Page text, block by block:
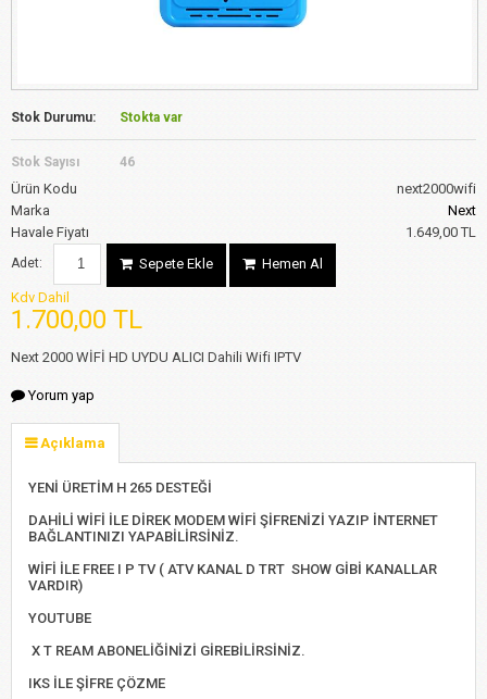
Stok Durumu: Stokta var
Stok Sayısı 46
Ürün Kodu
next2000wifi
Marka
Next
Havale Fiyatı
1.649,00 TL
Adet: Sepete Ekle Hemen Al
Kdv Dahil
1.700,00 TL
Next 2000 WİFİ HD UYDU ALICI Dahili Wifi IPTV
Yorum yap
Açıklama
YENİ ÜRETİM H 265 DESTEĞİ
DAHİLİ WİFİ İLE DİREK MODEM WİFİ ŞİFRENİZİ YAZIP İNTERNET
BAĞLANTINIZI YAPABİLİRSİNİZ.
WİFİ İLE FREE I P TV ( ATV KANAL D TRT SHOW GİBİ KANALLAR
VARDIR)
YOUTUBE
X T REAM ABONELİĞİNİZİ GİREBİLİRSİNİZ.
IKS İLE ŞİFRE ÇÖZME